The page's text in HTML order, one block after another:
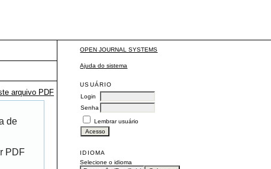
OPEN JOURNAL SYSTEMS
Ajuda do sistema
USUÁRIO
Login
Senha
Lembrar usuário
IDIOMA
Selecione o idioma
arquivo PDF
de
PDF